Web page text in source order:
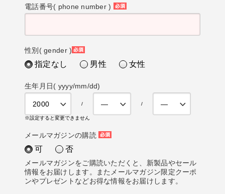
電話番号( phone number )
(必
性別( gender )
須)
指定なし 男性 女性
生年月日( yyyy/mm/dd)
※設定すると変更できません
メールマガジンの購読
可 否
メールマガジンをご購読いただくと、新製品やセール
情報をお届けします。またメールマガジン限定クーポ
ンやプレゼントなどお得な情報をお届けします。